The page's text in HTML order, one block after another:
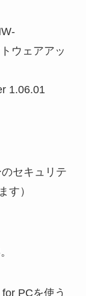
ウェアアッ
1.06.01
セキュリテ
す）
PCを使う